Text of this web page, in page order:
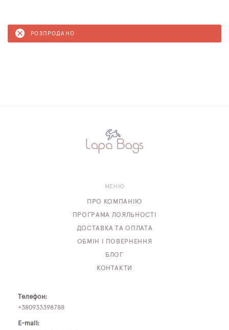
РОЗПРОДАНО
МЕНЮ
ПРО КОМПАНІЮ
ПРОГРАМА ЛОЯЛЬНОСТІ
ДОСТАВКА ТА ОПЛАТА
ОБМІН І ПОВЕРНЕННЯ
БЛОГ
КОНТАКТИ
Телефон:
+380933398788
E-mail: